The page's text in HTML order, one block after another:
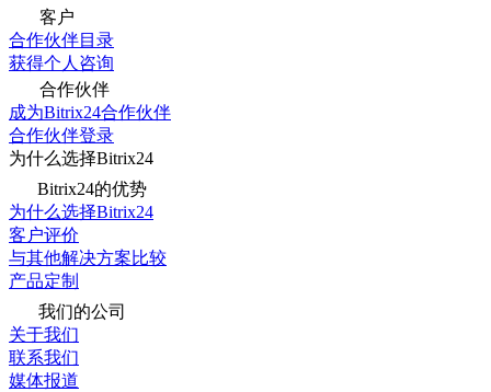
客户
合作伙伴目录
获得个人咨询
合作伙伴
成为Bitrix24合作伙伴
合作伙伴登录
为什么选择Bitrix24
Bitrix24的优势
为什么选择Bitrix24
客户评价
与其他解决方案比较
产品定制
我们的公司
关于我们
联系我们
媒体报道